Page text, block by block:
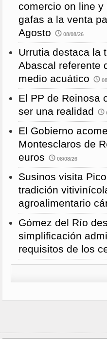
comercio on line
gafas a la venta
Agosto
08/08/26
Urrutia destaca la
Abascal referente
medio acuático
El PP de Reinosa
ser una realidad
El Gobierno
Montesclaros de
euros
08/08/26
Susinos visita
tradición
agroalimentario
Gómez del Río
simplificación
requisitos de los